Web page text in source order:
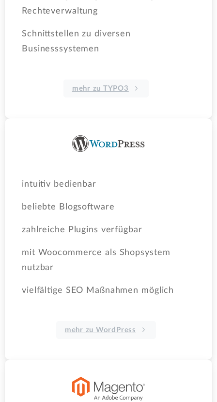
Rechteverwaltung
Schnittstellen zu diversen
Businesssystemen
mehr zu TYPO3
intuitiv bedienbar
beliebte Blogsoftware
zahlreiche Plugins verfügbar
mit Woocommerce als Shopsystem
nutzbar
vielfältige SEO Maßnahmen möglich
mehr zu WordPress